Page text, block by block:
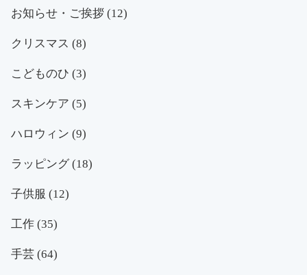
お知らせ・ご挨拶 (12)
クリスマス (8)
こどものひ (3)
スキンケア (5)
ハロウィン (9)
ラッピング(18)
子供服 (12)
工作 (35)
手芸 (64)